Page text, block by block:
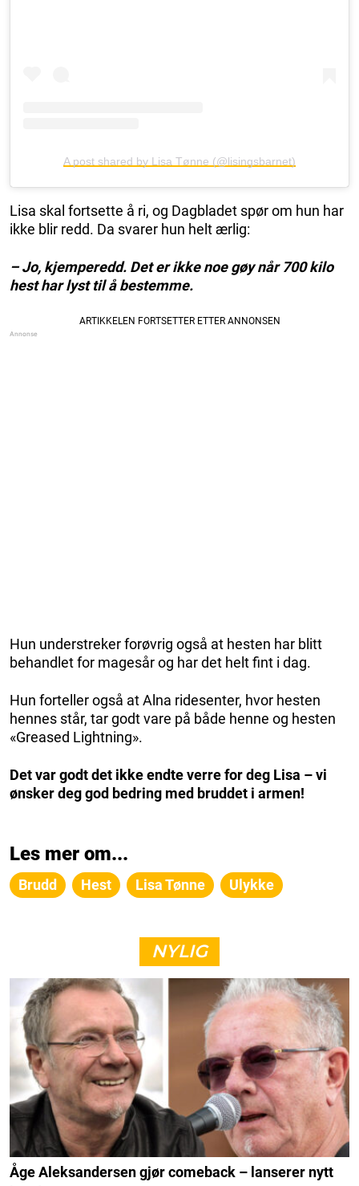
A post shared by Lisa Tønne (@lisingsbarnet)
Lisa skal fortsette å ri, og Dagbladet spør om hun har
ikke blir redd. Da svarer hun helt ærlig:
– Jo, kjemperedd. Det er ikke noe gøy når 700 kilo
hest har lyst til å bestemme.
Hun understreker forøvrig også at hesten har blitt
behandlet for magesår og har det helt fint i dag.
Hun forteller også at Alna ridesenter, hvor hesten
hennes står, tar godt vare på både henne og hesten
«Greased Lightning».
Det var godt det ikke endte verre for deg Lisa – vi
ønsker deg god bedring med bruddet i armen!
Les mer om...
Brudd Hest Lisa Tønne Ulykke
NYLIG
Åge Aleksandersen gjør comeback – lanserer nytt